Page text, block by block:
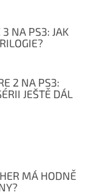
NA PS3: JAK
2 NA PS3:
JEŠTĚ DÁL
MÁ HODNĚ